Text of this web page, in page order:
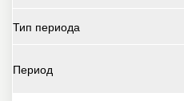
Тип периода
Период